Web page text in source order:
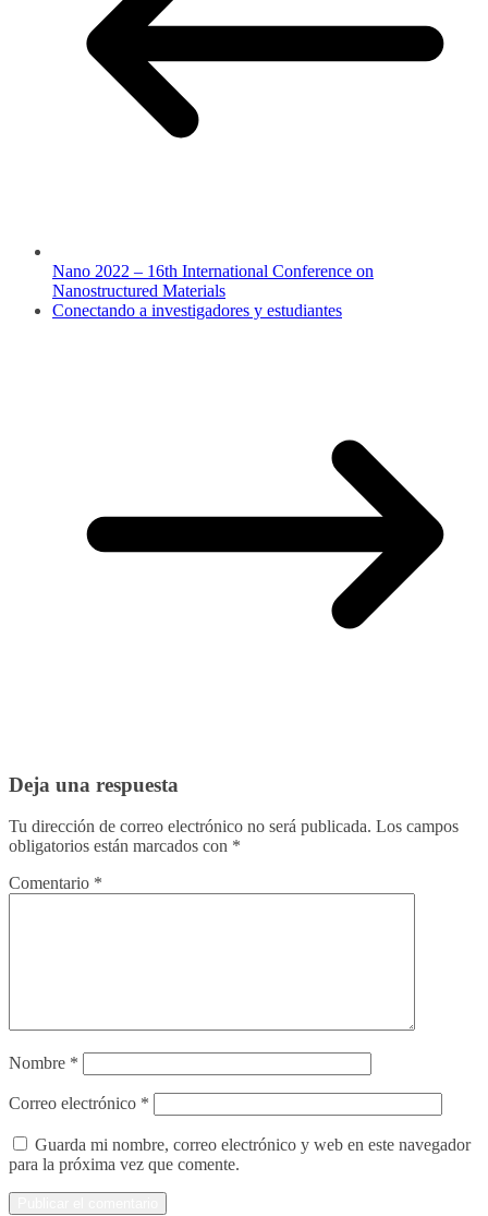
Nano 2022 – 16th International Conference on
Nanostructured Materials
Conectando a investigadores y estudiantes
Deja una respuesta
Tu dirección de correo electrónico no será publicada. Los campos
obligatorios están marcados con *
Comentario *
Nombre *
Correo electrónico *
Guarda mi nombre, correo electrónico y web en este navegador
para la próxima vez que comente.